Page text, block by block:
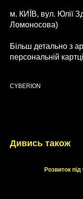
м. КИЇВ, вул. Юлії
Ломоносова)
Більш детально з
персональній
CYBERION
Дивись також
Розвиток